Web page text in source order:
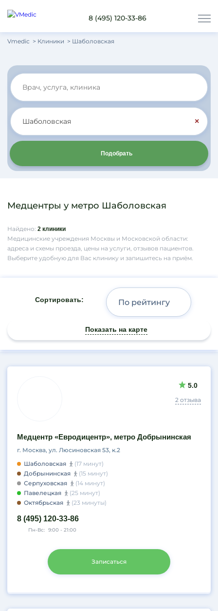
8 (495) 120-33-86
Vmedic Клиники Шаболовская
×
Подобрать
Медцентры у метро Шаболовская
Найдено: 2 клиники
Медицинские учреждения Москвы и Московской области:
адреса и схемы проезда, цены на услуги, отзывов пациентов.
Выберите удобную для Вас клинику и запишитесь на приём.
Сортировать:
Показать на карте
5.0
2 отзыва
Медцентр «Евродицентр», метро Добрынинская
г. Москва, ул. Люсиновская 53, к.2
Шаболовская
(17 минут)
Добрынинская
(15 минут)
Серпуховская
(14 минут)
Павелецкая
(25 минут)
Октябрьская
(23 минуты)
Пн-Вс: 9:00 - 21:00
8 (495) 120-33-86
Записаться